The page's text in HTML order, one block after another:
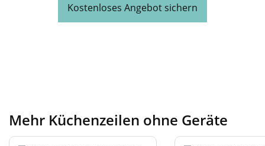
Kostenloses Angebot sichern
Mehr Küchenzeilen ohne Geräte